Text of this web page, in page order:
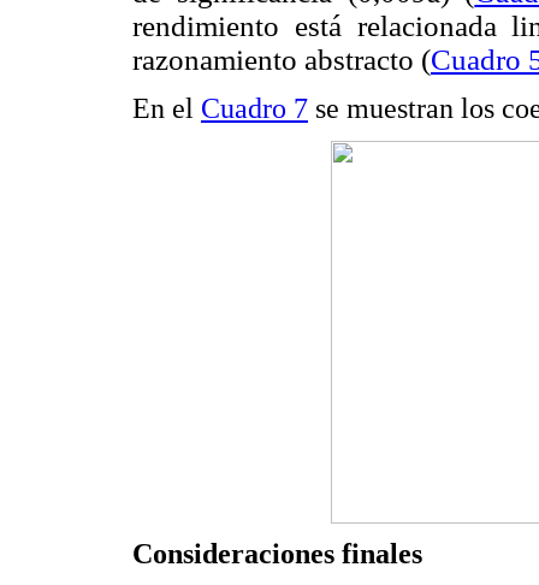
rendimiento está relacionada
razonamiento abstracto (Cuadro
En el Cuadro 7 se muestran los
Consideraciones finales